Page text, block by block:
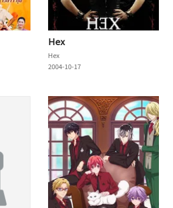
Hex
Hex
2004-10-17